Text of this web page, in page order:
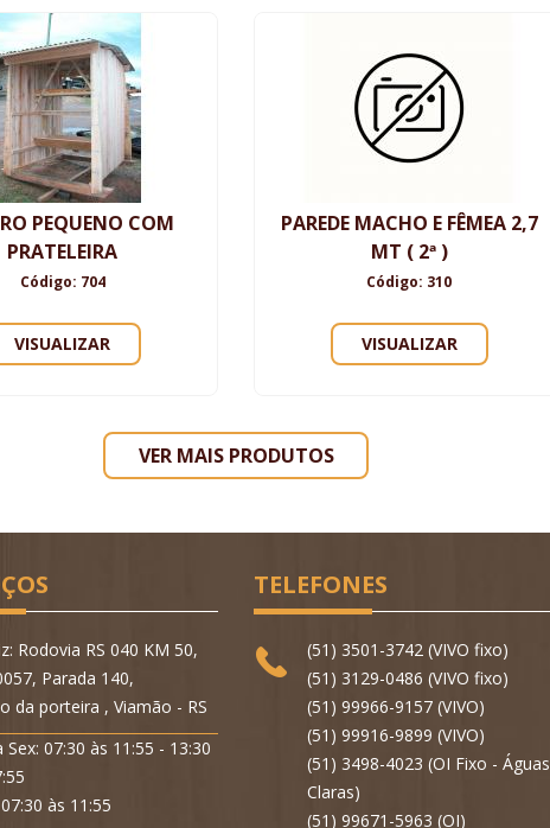
PEQUENO COM
PRATELEIRA
Código: 704
VISUALIZAR
PAREDE MACHO E FÊMEA 2,7
MT ( 2ª )
Código: 310
VISUALIZAR
VER MAIS PRODUTOS
Rodovia RS 040 KM 50,
Parada 140,
da porteira , Viamão - RS
Sex: 07:30 às 11:55 - 13:30
às 11:55
TELEFONES
(51) 3501-3742 (VIVO fixo)
(51) 3129-0486 (VIVO fixo)
(51) 99966-9157 (VIVO)
(51) 99916-9899 (VIVO)
(51) 3498-4023 (OI Fixo - Águas
Claras)
(51) 99671-5963 (OI)